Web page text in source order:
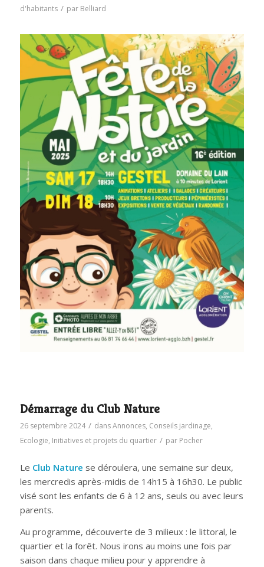
d'habitants / par Belliard
Démarrage du Club Nature
26 septembre 2024 / dansAnnonces, Conseils jardinage,
Ecologie, Initiatives et projets du quartier / par Pocher
Le Club Nature se déroulera, une semaine sur deux,
les mercredis après-midis de 14h15 à 16h30. Le public
visé sont les enfants de 6 à 12 ans, seuls ou avec leurs
parents.
Au programme, découverte de 3 milieux : le littoral, le
quartier et la forêt. Nous irons au moins une fois par
saison dans chaque milieu pour y apprendre à